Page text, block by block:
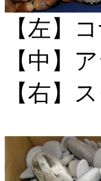
【左】
【中】
【右】